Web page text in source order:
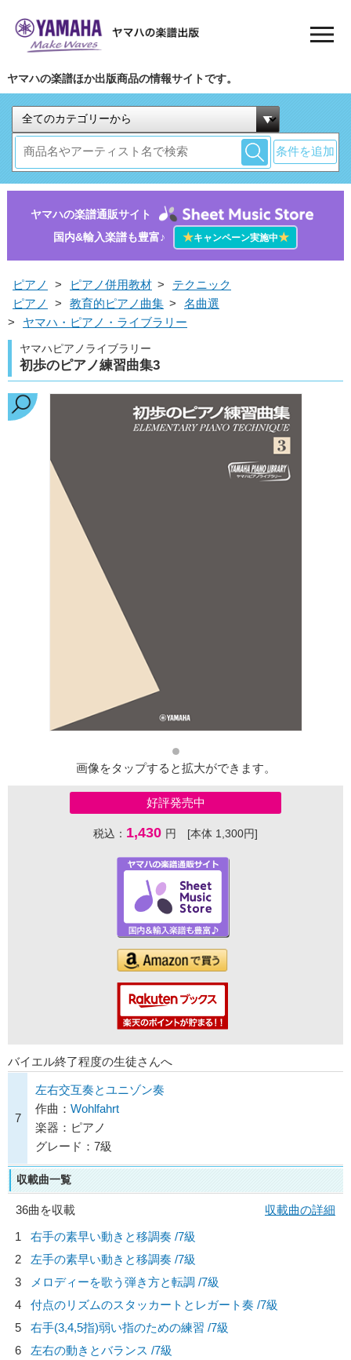
ヤマハの楽譜ほか出版商品の情報サイトです。
条件を追加
ヤマハの楽譜通販サイト
国内&輸入楽譜も豊富♪
★キャンペーン実施中★
ピアノ > ピアノ併用教材 >
テクニック
ピアノ
> 教育的ピアノ曲集 >
名曲選
>
ヤマハ・ピアノ・ライブラリー
ヤマハピアノライブラリー
初歩のピアノ練習曲集3
画像をタップすると拡大ができます。
好評発売中
税込： 1,430 円 [本体 1,300円]
バイエル終了程度の生徒さんへ
7
左右交互奏とユニゾン奏
作曲： Wohlfahrt
楽器：ピアノ
グレード：7級
収載曲一覧
36曲を収載
収載曲の詳細
1
右手の素早い動きと移調奏 /7級
2
左手の素早い動きと移調奏 /7級
3
メロディーを歌う弾き方と転調 /7級
4
付点のリズムのスタッカートとレガート奏 /7級
5
右手(3,4,5指)弱い指のための練習 /7級
6
左右の動きとバランス /7級